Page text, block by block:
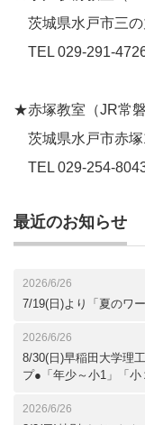
茨城県水戸市三の
TEL 029-291-
★赤塚教室（JR常
茨城県水戸市赤塚
TEL 029-254-
最近のお知らせ
2026/6/26
7/19(日)より「夏のワ
2026/6/26
8/30(日)早稲田大学理
プ●「年少～小1」「小
2026/6/26